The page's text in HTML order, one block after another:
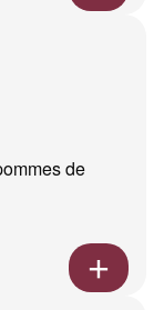
de